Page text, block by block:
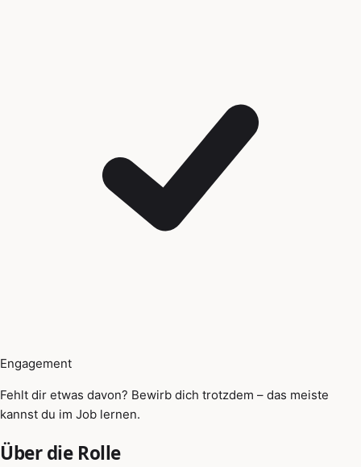
Engagement
Fehlt dir etwas davon? Bewirb dich trotzdem – das meiste
kannst du im Job lernen.
Über die Rolle